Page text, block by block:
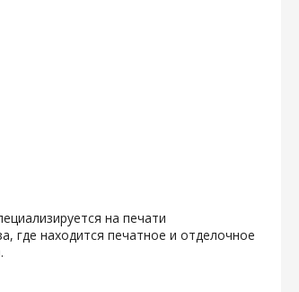
на печати
где находится печатное и отделочное